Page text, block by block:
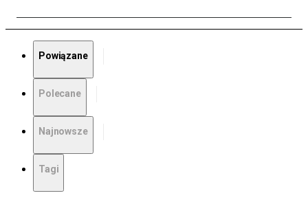
Powiązane
Polecane
Najnowsze
Tagi